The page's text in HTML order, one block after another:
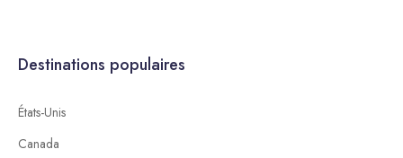
Destinations populaires
États-Unis
Canada